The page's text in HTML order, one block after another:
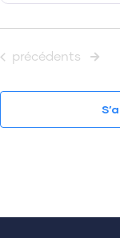
Évènements
précédents